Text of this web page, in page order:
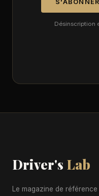
S'ABONNER
Désinscription
Driver's Lab
Le magazine de